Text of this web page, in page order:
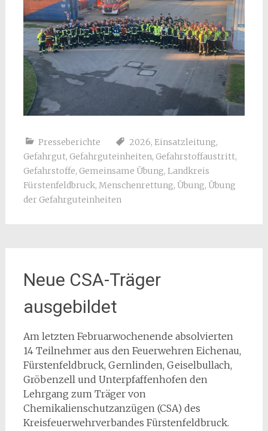
Presseberichte 2026, Einsatzleitung,
Gefahrgut, Gefahrguteinheiten, Gefahrstoffaustritt,
Gefahrstoffe, Gemeinsame Übung, Landkreis
Fürstenfeldbruck, Menschenrettung, Übung, Übung
der Gefahrguteinheiten
Neue CSA-Träger
ausgebildet
Am letzten Februarwochenende absolvierten
14 Teilnehmer aus den Feuerwehren Eichenau,
Fürstenfeldbruck, Gernlinden, Geiselbullach,
Gröbenzell und Unterpfaffenhofen den
Lehrgang zum Träger von
Chemikalienschutzanzügen (CSA) des
Kreisfeuerwehrverbandes Fürstenfeldbruck.